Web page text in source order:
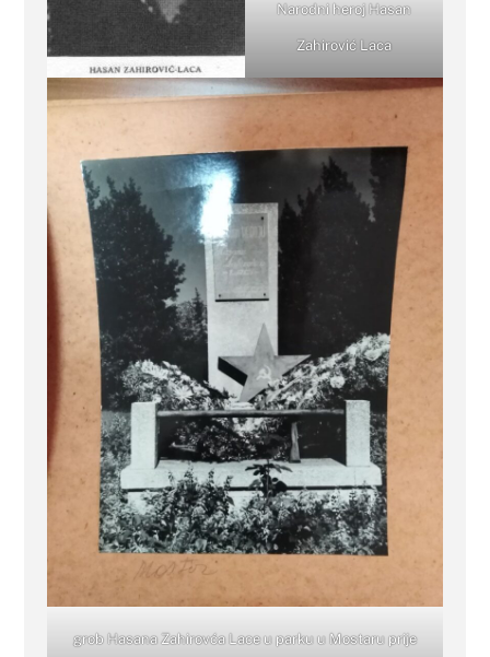
Narodni heroj Hasan
Zahirović Laca
grob Hasana Zahirovća Lace u parku u Mostaru prije